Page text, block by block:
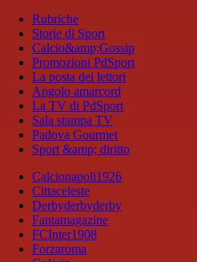
Rubriche
Storie di Sport
Calcio&amp;Gossip
Promozioni PdSport
La posta dei lettori
Angolo amarcord
La TV di PdSport
Sala stampa TV
Padova Gourmet
Sport &amp; diritto
Calcionapoli1926
Cittaceleste
Derbyderbyderby
Fantamagazine
FCInter1908
Forzaroma